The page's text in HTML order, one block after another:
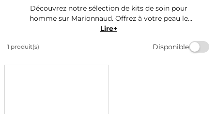
Découvrez notre sélection de kits de soin pour
homme sur Marionnaud. Offrez à votre peau le
traitement qu'elle mérite avec nos produits de qualité.
adaptées à tous les types de peau. Prenez soin de vous
Lire+
1 produit(s) Disponible